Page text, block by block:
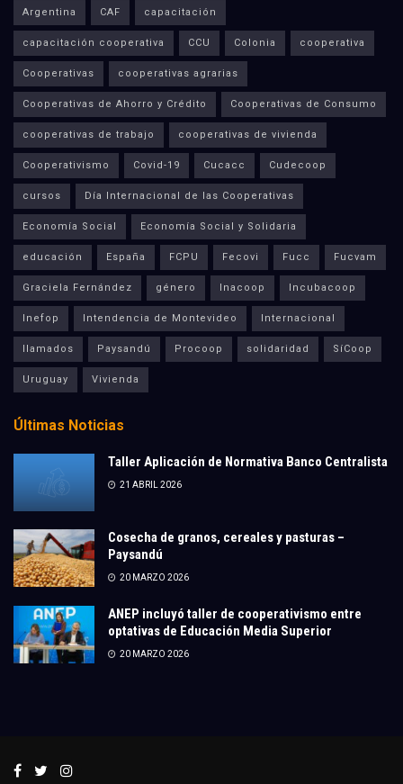
Argentina CAF capacitación
capacitación cooperativa CCU Colonia cooperativa
Cooperativas cooperativas agrarias
Cooperativas de Ahorro y Crédito Cooperativas de Consumo
cooperativas de trabajo cooperativas de vivienda
Cooperativismo Covid-19 Cucacc Cudecoop
cursos Día Internacional de las Cooperativas
Economía Social Economía Social y Solidaria
educación España FCPU Fecovi Fucc Fucvam
Graciela Fernández género Inacoop Incubacoop
Inefop Intendencia de Montevideo Internacional
llamados Paysandú Procoop solidaridad SíCoop
Uruguay Vivienda
Últimas Noticias
Taller Aplicación de Normativa Banco Centralista
21 ABRIL 2026
Cosecha de granos, cereales y pasturas –
Paysandú
20 MARZO 2026
ANEP incluyó taller de cooperativismo entre
optativas de Educación Media Superior
20 MARZO 2026